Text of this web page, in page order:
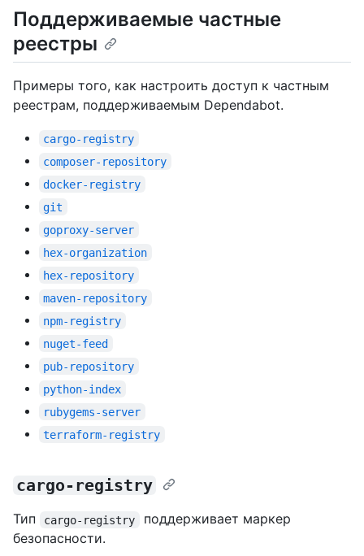
Поддерживаемые частные
реестры
Примеры того, как настроить доступ к частным
реестрам, поддерживаемым Dependabot.
cargo-registry
composer-repository
docker-registry
git
goproxy-server
hex-organization
hex-repository
maven-repository
npm-registry
nuget-feed
pub-repository
python-index
rubygems-server
terraform-registry
cargo-registry
Тип cargo-registry
поддерживает маркер
безопасности.